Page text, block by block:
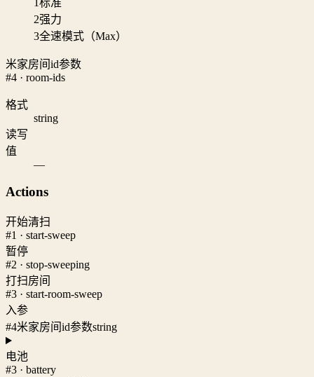
2强力
3全速模式（Max）
米家房间id参数
#4 · room-ids
格式
string
读写
值
—
Actions
开始清扫
#1 · start-sweep
暂停
#2 · stop-sweeping
打扫房间
#3 · start-room-sweep
入参
#4米家房间id参数string
电池
#3 · battery